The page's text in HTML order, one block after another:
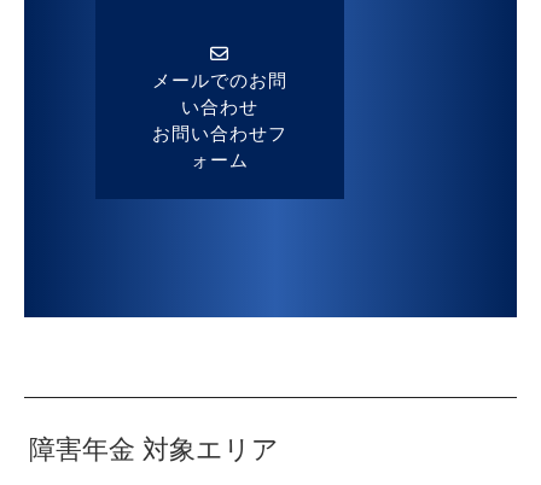
メールでのお問
い合わせ
お問い合わせフ
ォーム
障害年金 対象エリア